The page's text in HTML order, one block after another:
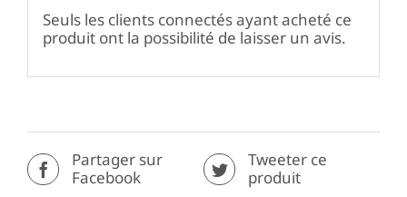
Seuls les clients connectés ayant acheté ce
produit ont la possibilité de laisser un avis.
Partager sur
Facebook
Tweeter ce
produit